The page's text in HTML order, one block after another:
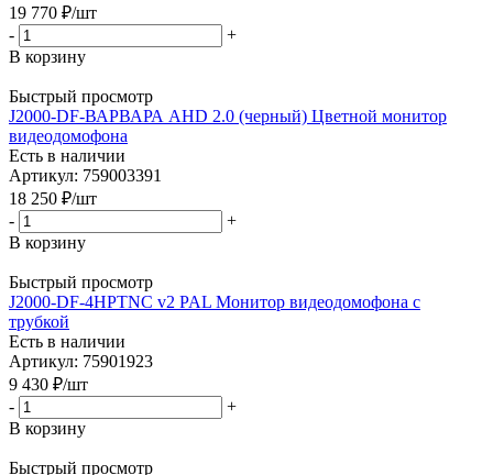
19 770 ₽/шт
-
+
В корзину
Быстрый просмотр
J2000-DF-ВАРВАРА AHD 2.0 (черный) Цветной монитор
видеодомофона
Есть в наличии
Артикул: 759003391
18 250 ₽/шт
-
+
В корзину
Быстрый просмотр
J2000-DF-4HPTNC v2 PAL Монитор видеодомофона с
трубкой
Есть в наличии
Артикул: 75901923
9 430 ₽/шт
-
+
В корзину
Быстрый просмотр